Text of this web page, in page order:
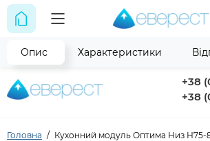
+38
+38
Головна Кухонний модуль Оптима Низ Н75-
Опис Характеристики